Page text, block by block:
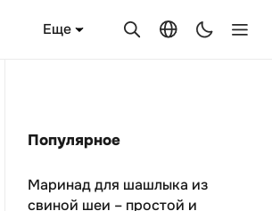
Еще
Популярное
Маринад для шашлыка из
свиной шеи – простой и